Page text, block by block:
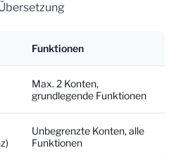
Funktionen
Max. 2 Konten,
grundlegende Funktionen
Unbegrenzte Konten, alle
Funktionen